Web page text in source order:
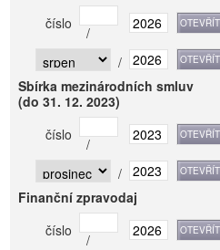
číslo
/
/
Sbírka mezinárodních smluv
(do 31. 12. 2023)
číslo
/
/
Finanční zpravodaj
číslo
/